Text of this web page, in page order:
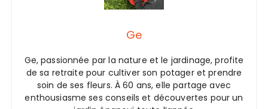
Ge
Ge, passionnée par la nature et le jardinage, profite
de sa retraite pour cultiver son potager et prendre
soin de ses fleurs. À 60 ans, elle partage avec
enthousiasme ses conseils et découvertes pour un